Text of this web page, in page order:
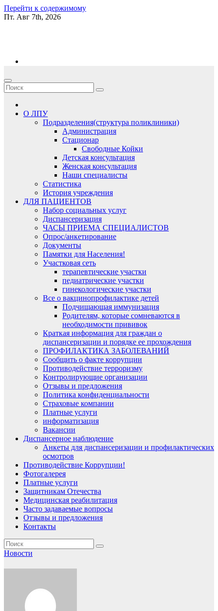
Перейти к содержимому
Пт. Авг 7th, 2026
О ЛПУ
Подразделения(структура поликлиники)
Администрация
Стационар
Свободные Койки
Детская консультация
Женская консультация
Наши специалисты
Статистика
История учреждения
ДЛЯ ПАЦИЕНТОВ
Набор социальных услуг
Диспансеризация​
ЧАСЫ ПРИЕМА СПЕЦИАЛИСТОВ
Опрос/анкетирование
Документы
Памятки для Населения!
Участковая сеть
терапевтические участки
педиатрические участки
гинекологические участки
Все о вакцинопрофилактике детей
Подчищающая иммунизация
Родителям, которые сомневаются в
необходимости прививок
Краткая информация для граждан о
диспансеризации и порядке ее прохождения
ПРОФИЛАКТИКА ЗАБОЛЕВАНИЙ
Сообщить о факте коррупции
Противодействие терроризму
Контролирующие организации
Отзывы и предложения
Политика конфиденциальности
Страховые компании
Платные услуги
информатизация
Вакансии
Диспансерное наблюдение
Анкеты для диспансеризации и профилактических
осмотров
Противодействие Коррупции!
Фотогалерея
Платные услуги
Защитникам Отечества
Медицинская реабилитация
Часто задаваемые вопросы
Отзывы и предложения
Контакты
Новости